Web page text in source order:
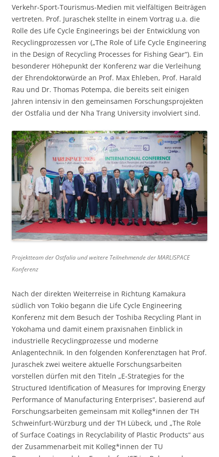
Verkehr-Sport-Tourismus-Medien mit vielfältigen Beiträgen
vertreten. Prof. Juraschek stellte in einem Vortrag u.a. die
Rolle des Life Cycle Engineerings bei der Entwicklung von
Recyclingprozessen vor („The Role of Life Cycle Engineering
in the Design of Recycling Processes for Fishing Gear“). Ein
besonderer Höhepunkt der Konferenz war die Verleihung
der Ehrendoktorwürde an Prof. Max Ehleben, Prof. Harald
Rau und Dr. Thomas Potempa, die bereits seit einigen
Jahren intensiv in den gemeinsamen Forschungsprojekten
der Ostfalia und der Nha Trang University involviert sind.
Projektteam der Ostfalia und weitere Teilnehmende der MARLISPACE
Konferenz
Nach der direkten Weiterreise in Richtung Kamakura
südlich von Tokio begann die Life Cycle Engineering
Konferenz mit dem Besuch der Toshiba Recycling Plant in
Yokohama und damit einem praxisnahen Einblick in
industrielle Recyclingprozesse und moderne
Anlagentechnik. In den folgenden Konferenztagen hat Prof.
Juraschek zwei weitere aktuelle Forschungsarbeiten
vorstellen dürfen mit den Titeln „E-Strategies for the
Structured Identification of Measures for Improving Energy
Performance of Manufacturing Enterprises“, basierend auf
Forschungsarbeiten gemeinsam mit Kolleg*innen der TH
Schweinfurt-Würzburg und der TH Lübeck, und „The Role
of Surface Coatings in Recyclability of Plastic Products“ aus
der Zusammenarbeit mit Kolleg*innen der TU